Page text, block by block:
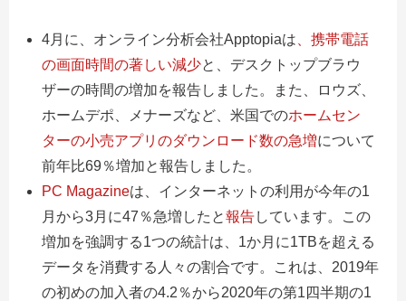
4月に、オンライン分析会社Apptopiaは 、携帯電話
の画面時間の著しい減少と、デスクトップブラウ
ザーの時間の増加を報告しました。また、ロウズ、
ホームデポ、メナーズなど、米国でのホームセン
ターの小売アプリのダウンロード数の急増について
前年比69％増加と報告しました。
PC Magazineは 、インターネットの利用が今年の1
月から3月に47％急増したと報告しています。この
増加を強調する1つの統計は、1か月に1TBを超える
データを消費する人々の割合です。これは、2019年
の初めの加入者の4.2％から2020年の第1四半期の1